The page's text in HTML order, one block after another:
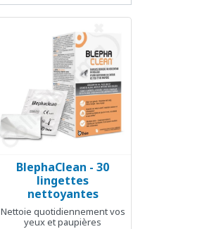
Aperçu rapide
BlephaClean - 30
lingettes
nettoyantes
Nettoie quotidiennement vos
yeux et paupières